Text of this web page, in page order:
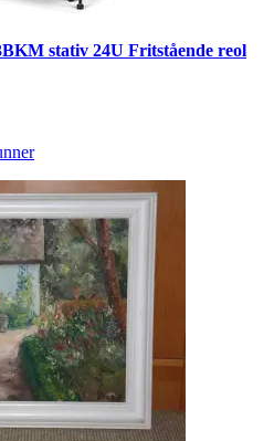
stativ 24U Fritstående reol